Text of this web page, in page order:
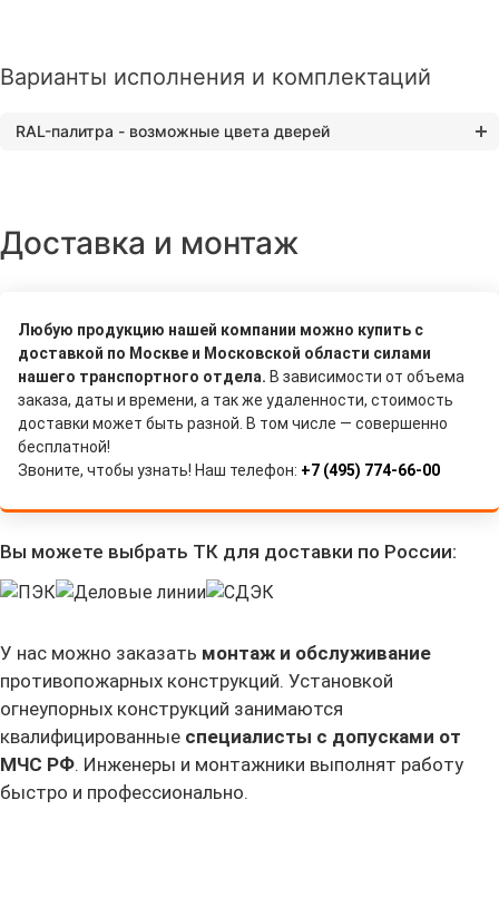
Варианты исполнения и комплектаций
RAL-палитра - возможные цвета дверей
Доставка и монтаж
Любую продукцию нашей компании можно купить с
доставкой по Москве и Московской области силами
нашего транспортного отдела. В зависимости от объема
заказа, даты и времени, а так же удаленности, стоимость
доставки может быть разной. В том числе — совершенно
бесплатной!
Звоните, чтобы узнать! Наш телефон: +7 (495) 774-66-00
Вы можете выбрать ТК для доставки по России:
У нас можно заказать монтаж и обслуживание
противопожарных конструкций. Установкой
огнеупорных конструкций занимаются
квалифицированные специалисты с допусками от
МЧС РФ. Инженеры и монтажники выполнят работу
быстро и профессионально.